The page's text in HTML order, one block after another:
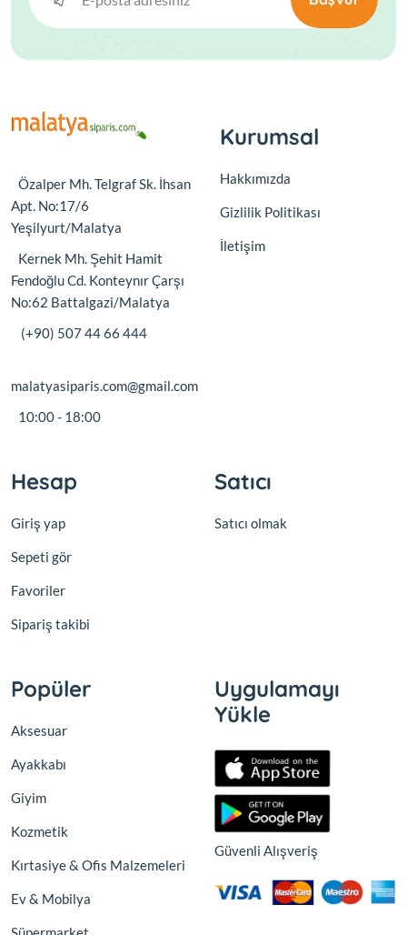
Özalper Mh. Telgraf Sk. İhsan
Apt. No:17/6
Yeşilyurt/Malatya
Kernek Mh. Şehit Hamit
Fendoğlu Cd. Konteynır Çarşı
No:62 Battalgazi/Malatya
(+90) 507 44 66 444
malatyasiparis.com@gmail.com
10:00 - 18:00
Kurumsal
Hakkımızda
Gizlilik Politikası
İletişim
Hesap
Giriş yap
Sepeti gör
Favoriler
Sipariş takibi
Satıcı
Satıcı olmak
Popüler
Aksesuar
Ayakkabı
Giyim
Kozmetik
Kırtasiye & Ofis Malzemeleri
Ev & Mobilya
Uygulamayı
Yükle
Güvenli Alışveriş